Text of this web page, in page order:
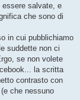
essere salvate, e
che sono di
in cui pubblichiamo
suddette non ci
se non volete
la scritta
contrasto con
che nessuno